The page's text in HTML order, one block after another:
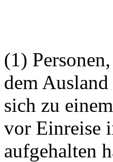
(1)
dem
sich zu
vor Einreise
aufgehalten